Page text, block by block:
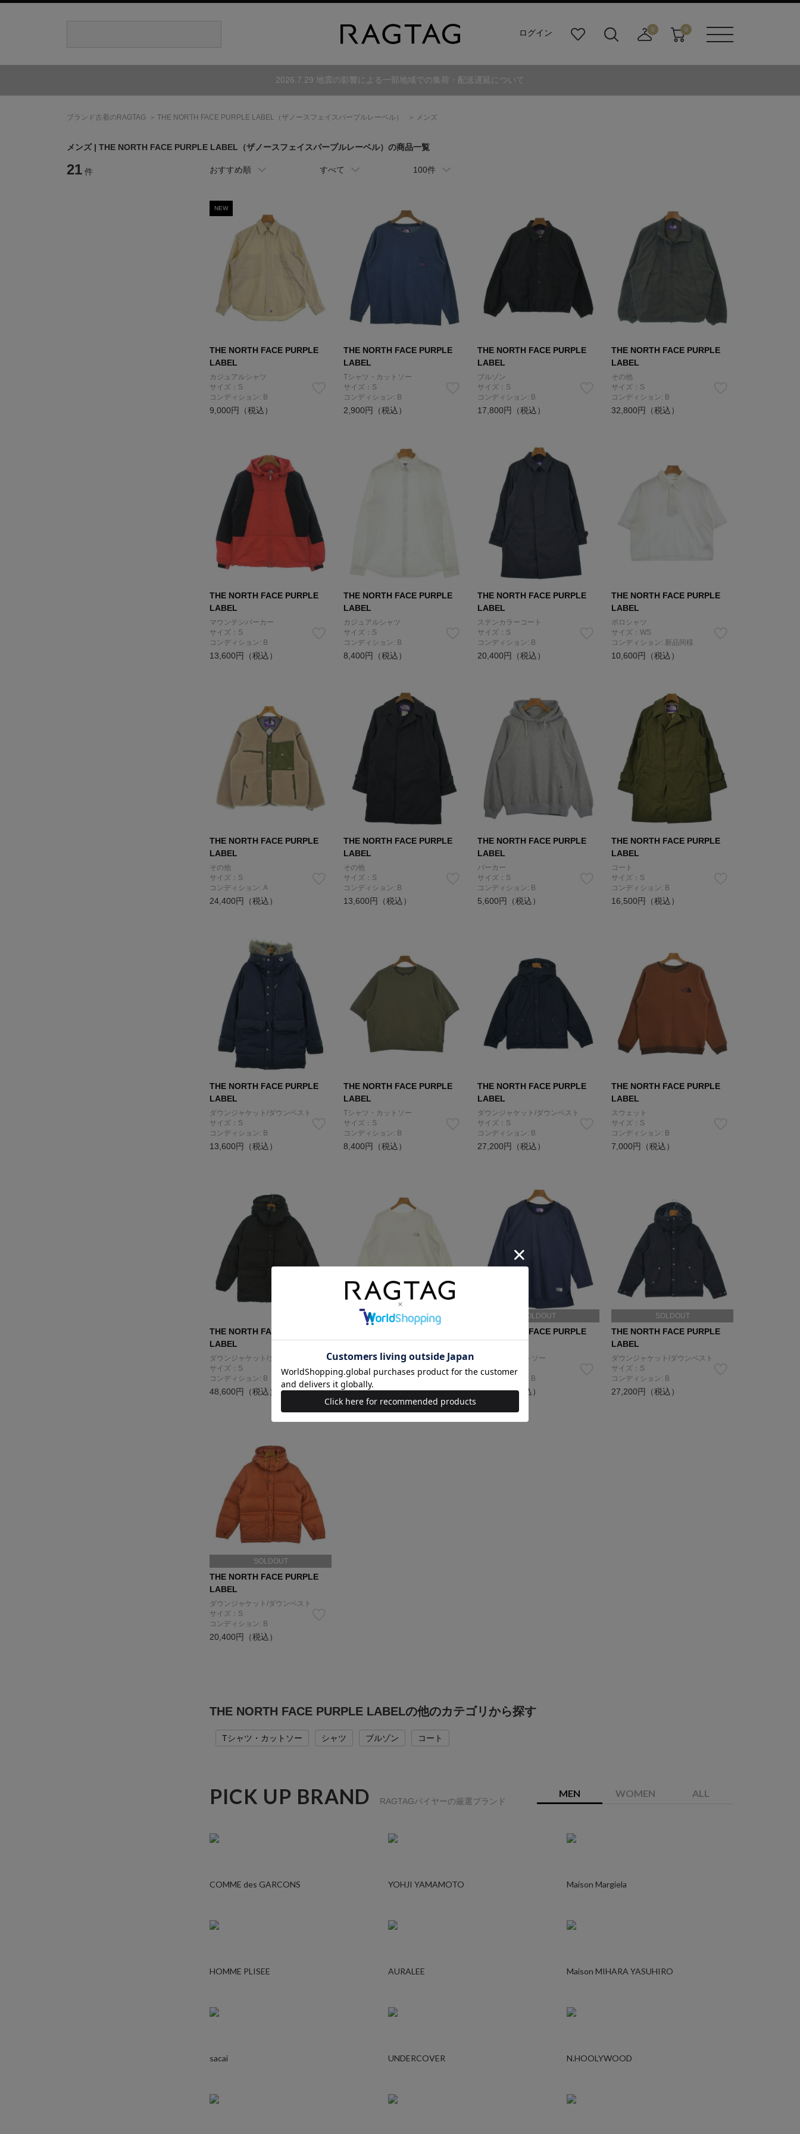
ログイン
り
ダ
0
寄
0
2026.7.29 地震の影響による一部地域での集荷・配送遅延について
ブランド古着のRAGTAG THE NORTH FACE PURPLE LABEL （ザノースフェイスパープルレーベル） メンズ
メンズ | THE NORTH FACE PURPLE LABEL （ザノースフェイスパープルレーベル） の商品一覧
21 件 おすすめ順 すべて 100件
NEW
THE NORTH FACE PURPLE
LABEL
カジュアルシャツ
サイズ：S
コンディション: B
9,000円（税込）
THE NORTH FACE PURPLE
LABEL
Tシャツ・カットソー
サイズ：S
コンディション: B
2,900円（税込）
THE NORTH FACE PURPLE
LABEL
ブルゾン
サイズ：S
コンディション: B
17,800円（税込）
THE NORTH FACE PURPLE
LABEL
その他
サイズ：S
コンディション: B
32,800円（税込）
THE NORTH FACE PURPLE
LABEL
マウンテンパーカー
サイズ：S
コンディション: B
13,600円（税込）
THE NORTH FACE PURPLE
LABEL
カジュアルシャツ
サイズ：S
コンディション: B
8,400円（税込）
THE NORTH FACE PURPLE
LABEL
ステンカラーコート
サイズ：S
コンディション: B
20,400円（税込）
THE NORTH FACE PURPLE
LABEL
ポロシャツ
サイズ：WS
コンディション: 新品同様
10,600円（税込）
THE NORTH FACE PURPLE
LABEL
その他
サイズ：S
コンディション: A
24,400円（税込）
THE NORTH FACE PURPLE
LABEL
その他
サイズ：S
コンディション: B
13,600円（税込）
THE NORTH FACE PURPLE
LABEL
パーカー
サイズ：S
コンディション: B
5,600円（税込）
THE NORTH FACE PURPLE
LABEL
コート
サイズ：S
コンディション: B
16,500円（税込）
THE NORTH FACE PURPLE
LABEL
ダウンジャケット/ダウンベスト
サイズ：S
コンディション: B
13,600円（税込）
THE NORTH FACE PURPLE
LABEL
Tシャツ・カットソー
サイズ：S
コンディション: B
8,400円（税込）
THE NORTH FACE PURPLE
LABEL
ダウンジャケット/ダウンベスト
サイズ：S
コンディション: B
27,200円（税込）
THE NORTH FACE PURPLE
LABEL
スウェット
サイズ：S
コンディション: B
7,000円（税込）
THE NORTH FACE PURPLE
LABEL
ダウンジャケット/ダウンベスト
サイズ：S
コンディション: B
48,600円（税込）
SOLDOUT
Tシャツ・カットソー
サイズ：S
コンディション: B
4,200円（税込）
SOLDOUT
THE NORTH FACE PURPLE
Tシャツ・カットソー
サイズ：S
コンディション: B
6,000円（税込）
SOLDOUT
THE NORTH FACE PURPLE
LABEL
ダウンジャケット/ダウンベスト
サイズ：S
コンディション: B
27,200円（税込）
SOLDOUT
THE NORTH FACE PURPLE
LABEL
ダウンジャケット/ダウンベスト
サイズ：S
コンディション: B
20,400円（税込）
THE NORTH FACE PURPLE LABELの他のカテゴリから探す
Tシャツ・カットソー シャツ ブルゾン コート
PICK UP BRAND RAGTAGバイヤーの厳選ブランド
MEN WOMEN ALL
COMME des GARCONS YOHJI YAMAMOTO Maison Margiela
HOMME PLISEE AURALEE Maison MIHARA YASUHIRO
sacai UNDERCOVER N.HOOLYWOOD